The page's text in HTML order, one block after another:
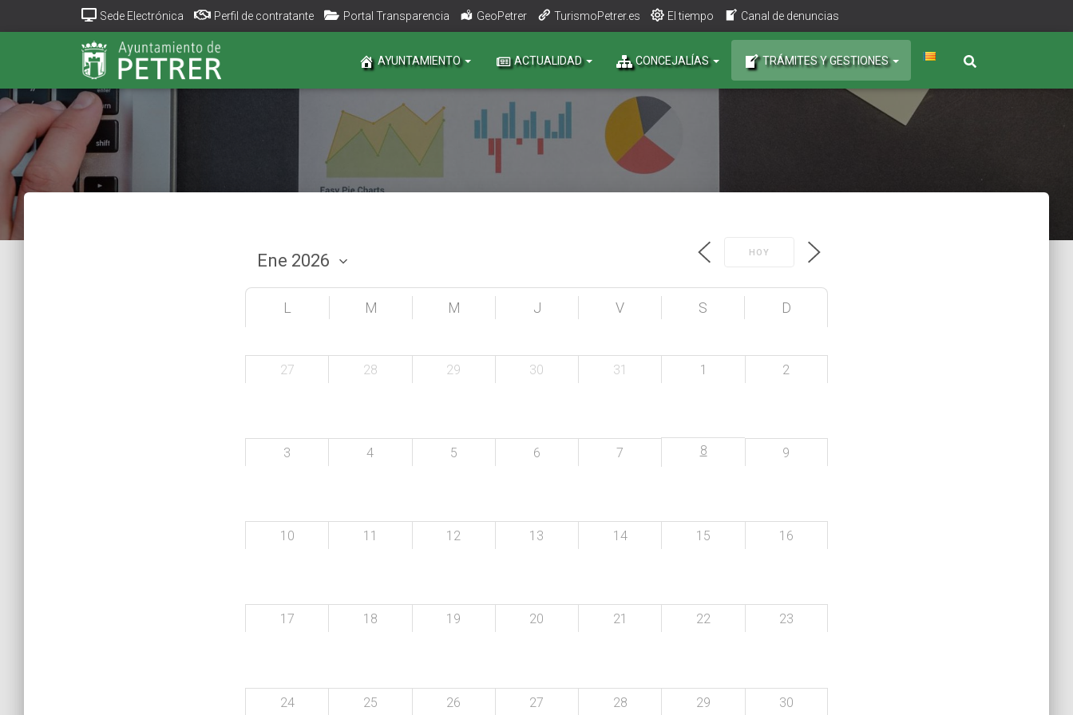
Sede Electrónica Perfil de contratante Portal Transparencia GeoPetrer TurismoPetrer.es El tiempo Canal de denuncias
AYUNTAMIENTO ACTUALIDAD CONCEJALÍAS TRÁMITES Y GESTIONES
HOY
L M M J V S D
27 28 29 30 31 1 2
3 4 5 6 7 8 9
10 11 12 13 14 15 16
17 18 19 20 21 22 23
24 25 26 27 28 29 30